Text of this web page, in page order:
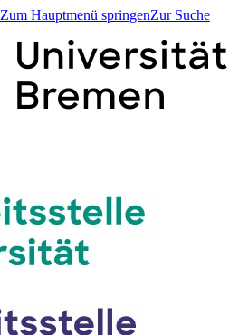
Zum Hauptmenü springenZur Suche